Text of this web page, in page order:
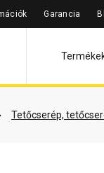
Garancia
Tetőcserép,
Részletes leírás